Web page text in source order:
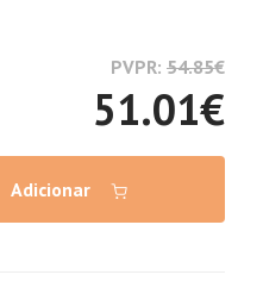
PVPR: 54.85€
51.01€
Adicionar